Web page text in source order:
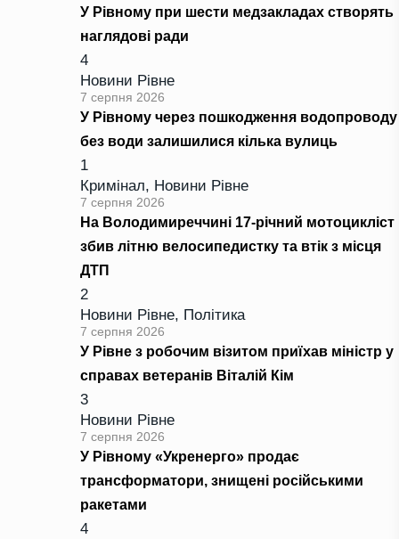
У Рівному при шести медзакладах створять
наглядові ради
4
Новини Рівне
7 серпня 2026
У Рівному через пошкодження водопроводу
без води залишилися кілька вулиць
1
Кримінал, Новини Рівне
7 серпня 2026
На Володимиреччині 17-річний мотоцикліст
збив літню велосипедистку та втік з місця
ДТП
2
Новини Рівне, Політика
7 серпня 2026
У Рівне з робочим візитом приїхав міністр у
справах ветеранів Віталій Кім
3
Новини Рівне
7 серпня 2026
У Рівному «Укренерго» продає
трансформатори, знищені російськими
ракетами
4